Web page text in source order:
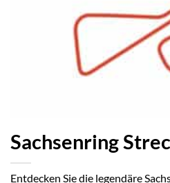
Sachsenring
Entdecken Sie die legendäre